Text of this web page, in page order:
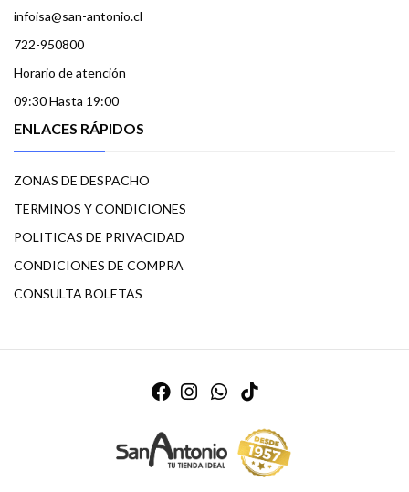
infoisa@san-antonio.cl
722-950800
Horario de atención
09:30 Hasta 19:00
ENLACES RÁPIDOS
ZONAS DE DESPACHO
TERMINOS Y CONDICIONES
POLITICAS DE PRIVACIDAD
CONDICIONES DE COMPRA
CONSULTA BOLETAS